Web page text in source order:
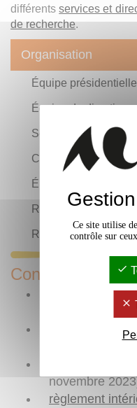
différentsservices et
de recherche.
Organisation
Équipe présidentielle
Équipe de direction
Services et UFR
Conseils et
Élections
Recueil des actes
Référents
Consultez
rapport
novembre
règlement
Ce site utilise
contrôle sur